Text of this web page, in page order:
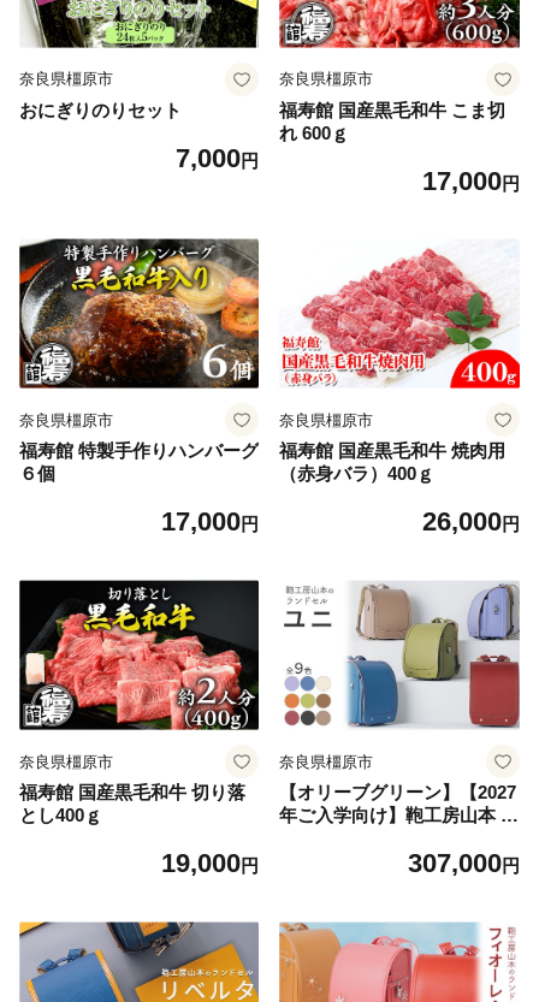
奈良県橿原市
おにぎりのりセット
7,000円
奈良県橿原市
福寿館 国産黒毛和牛 こま切
れ 600ｇ
17,000円
奈良県橿原市
福寿館 特製手作りハンバーグ
６個
17,000円
奈良県橿原市
福寿館 国産黒毛和牛 焼肉用
（赤身バラ）400ｇ
26,000円
奈良県橿原市
福寿館 国産黒毛和牛 切り落
とし400ｇ
19,000円
奈良県橿原市
【オリーブグリーン】【2027
年ご入学向け】鞄工房山本 ラ
月下旬頃までに順次発送予定
307,000円